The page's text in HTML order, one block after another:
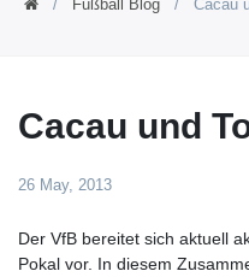
Fußball Blog Cacau
Cacau und
26 May, 2013
Der VfB bereitet sich aktuell
Pokal vor. In diesem